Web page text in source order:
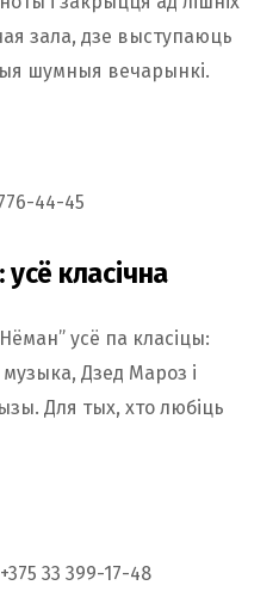
зала, дзе выступаюць
шумныя вечарынкі.
44-45
класічна
усё па класіцы:
Дзед Мароз і
Для тых, хто любіць
+375 33 399-17-48